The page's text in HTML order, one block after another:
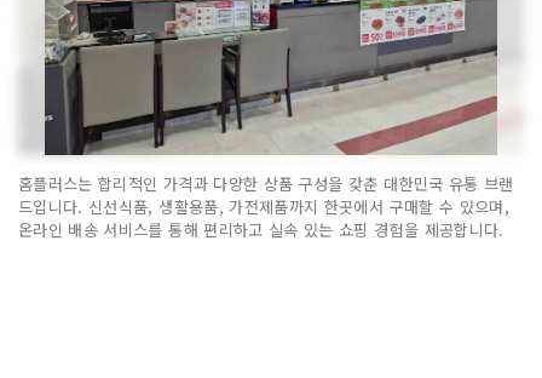
홈플러스는 합리적인 가격과 다양한 상품 구성을 갖춘 대한민국 유통 브랜
드입니다. 신선식품, 생활용품, 가전제품까지 한곳에서 구매할 수 있으며,
온라인 배송 서비스를 통해 편리하고 실속 있는 쇼핑 경험을 제공합니다.